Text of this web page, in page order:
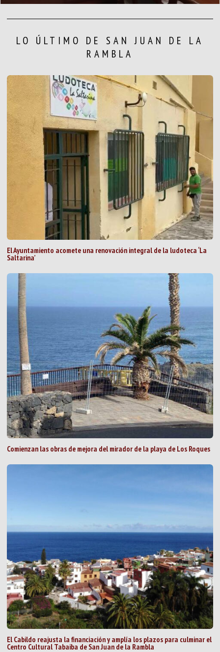
LO ÚLTIMO DE SAN JUAN DE LA
RAMBLA
El Ayuntamiento acomete una renovación integral de la ludoteca ‘La
Saltarina’
Comienzan las obras de mejora del mirador de la playa de Los Roques
El Cabildo reajusta la financiación y amplía los plazos para culminar el
Centro Cultural Tabaiba de San Juan de la Rambla